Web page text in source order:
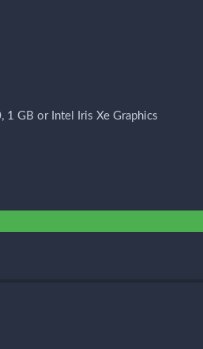
1 GB or Intel Iris Xe Graphics